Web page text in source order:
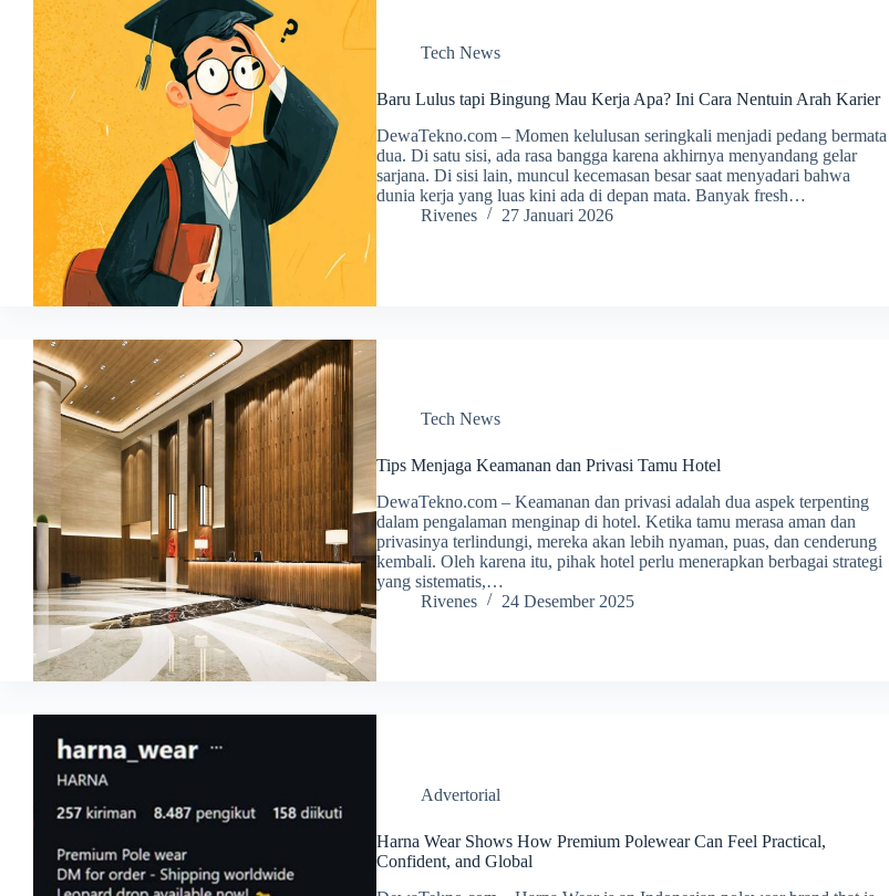
Tech News
Baru Lulus tapi Bingung Mau Kerja Apa? Ini Cara Nentuin Arah Karier
DewaTekno.com – Momen kelulusan seringkali menjadi pedang bermata
dua. Di satu sisi, ada rasa bangga karena akhirnya menyandang gelar
sarjana. Di sisi lain, muncul kecemasan besar saat menyadari bahwa
dunia kerja yang luas kini ada di depan mata. Banyak fresh…
Rivenes
27 Januari 2026
Tech News
Tips Menjaga Keamanan dan Privasi Tamu Hotel
DewaTekno.com – Keamanan dan privasi adalah dua aspek terpenting
dalam pengalaman menginap di hotel. Ketika tamu merasa aman dan
privasinya terlindungi, mereka akan lebih nyaman, puas, dan cenderung
kembali. Oleh karena itu, pihak hotel perlu menerapkan berbagai strategi
yang sistematis,…
Rivenes
24 Desember 2025
Advertorial
Harna Wear Shows How Premium Polewear Can Feel Practical,
Confident, and Global